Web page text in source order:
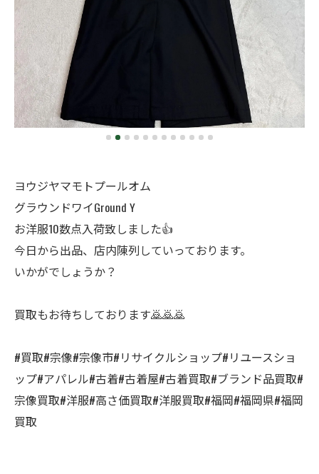
ヨウジヤマモトプールオム
グラウンドワイGround Y
お洋服10数点入荷致しました👍
今日から出品、店内陳列していっております。
いかがでしょうか？
買取もお待ちしております🙇🙇🙇
#買取#宗像#宗像市#リサイクルショップ#リユースショ
ップ#アパレル#古着#古着屋#古着買取#ブランド品買取#
宗像買取#洋服#高さ価買取#洋服買取#福岡#福岡県#福岡
買取